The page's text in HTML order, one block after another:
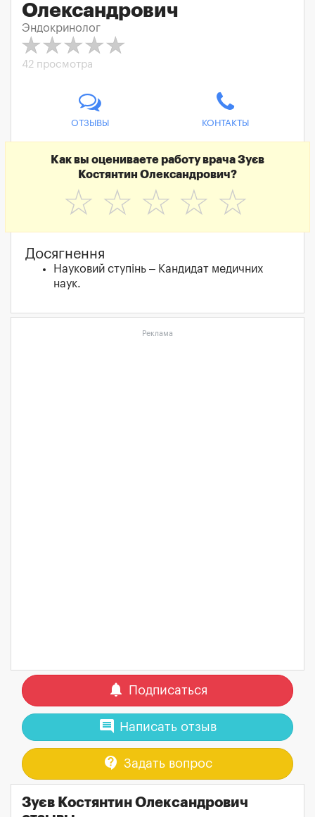
Олександрович
Эндокринолог
42 просмотра
ОТЗЫВЫ КОНТАКТЫ
Как вы оцениваете работу врача Зуєв
Костянтин Олександрович?
☆
☆
☆
☆
☆
Досягнення
Науковий ступінь – Кандидат медичних
наук.
Реклама
notifications Подписаться
comment Написать отзыв
contact_support Задать вопрос
Зуєв Костянтин Олександрович